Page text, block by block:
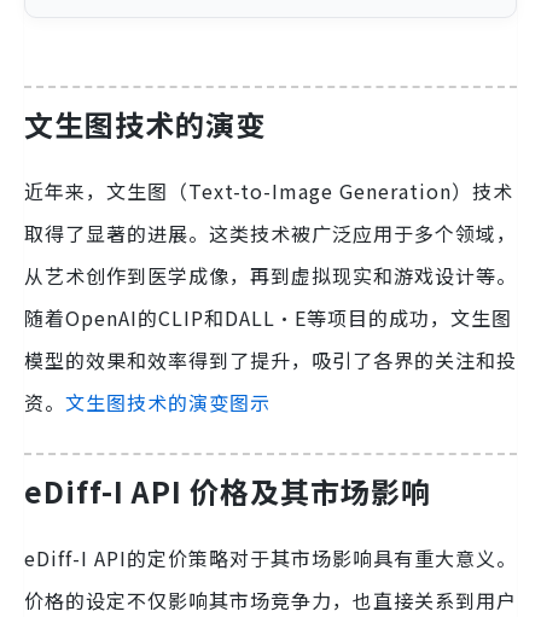
文生图技术的演变
近年来，文生图（Text-to-Image Generation）技术
取得了显著的进展。这类技术被广泛应用于多个领域，
从艺术创作到医学成像，再到虚拟现实和游戏设计等。
随着OpenAI的CLIP和DALL·E等项目的成功，文生图
模型的效果和效率得到了提升，吸引了各界的关注和投
资。 文生图技术的演变图示
eDiff-I API 价格及其市场影响
eDiff-I API的定价策略对于其市场影响具有重大意义。
价格的设定不仅影响其市场竞争力，也直接关系到用户